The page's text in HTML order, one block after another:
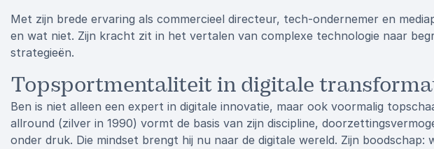
Met zijn brede ervaring als commercieel directeur, tech-ondernemer en
en wat niet. Zijn kracht zit in het vertalen van complexe technologie naar
strategieën.
Topsportmentaliteit in digitale
Ben is niet alleen een expert in digitale innovatie, maar ook voormalig
allround (zilver in 1990) vormt de basis van zijn discipline,
onder druk. Die mindset brengt hij nu naar de digitale wereld. Zijn boodschap: